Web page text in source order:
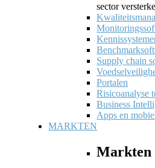
sector
Supply chain
Portalen
Risicoanalyse
Business
Apps en
MARKTEN
Markten